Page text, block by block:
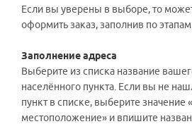
Если вы уверены в выборе, то
оформить заказ, заполнив по
Заполнение адреса
Выберите из списка название
населённого пункта. Если вы не
пункт в списке, выберите значение
местоположение» и впишите